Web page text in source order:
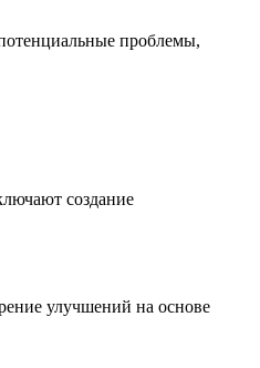
проблемы,
создание
улучшений на основе